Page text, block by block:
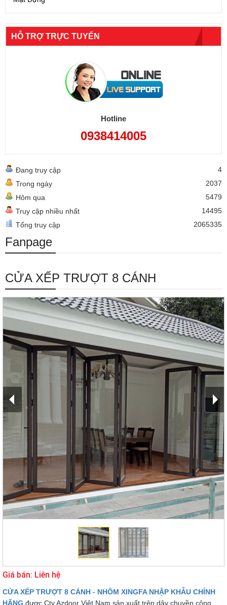
HỖ TRỢ TRỰC TUYẾN
Hotline
0938414005
Đang truy cập
4
Trong ngày
2037
Hôm qua
5479
Truy cập nhiều nhất
14495
Tổng truy cập
2065335
Fanpage
CỬA XẾP TRƯỢT 8 CÁNH
Giá bán: Liên hệ
CỬA XẾP TRƯỢT 8 CÁNH - NHÔM XINGFA NHẬP KHẪU CHÍNH
HÃNG được Cty Azdoor Việt Nam sản xuất trên dây chuyền công